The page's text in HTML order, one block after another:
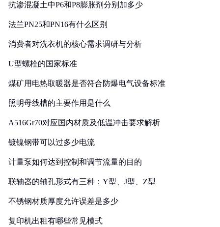
抗渗混凝土中P6和P8膨胀剂分别加多少
法兰PN25和PN16有什么区别
消费者对洗衣机的核心需求调研与分析
U型螺栓的国家标准
煤矿用电热取暖器是否符合防爆电气设备标准
照明母线槽的主要作用是什么
A516Gr70对应国内材质及低温冲击要求解析
镀镍钢带可以过多少电流
计量泵如何达到控制和调节流量的目的
联轴器的轴孔形式有三种：Y型、J型、Z型
不锈钢材质厚度允许误差是多少
复印机出租有哪些常见模式